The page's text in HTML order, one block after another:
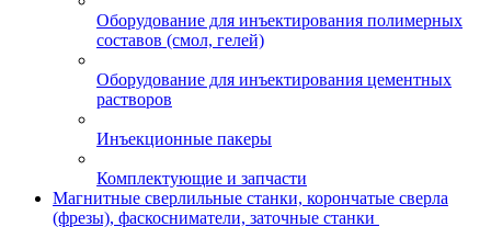
Оборудование для инъектирования полимерных
составов (смол, гелей)
Оборудование для инъектирования цементных
растворов
Инъекционные пакеры
Комплектующие и запчасти
Магнитные сверлильные станки, корончатые сверла
(фрезы), фаскосниматели, заточные станки